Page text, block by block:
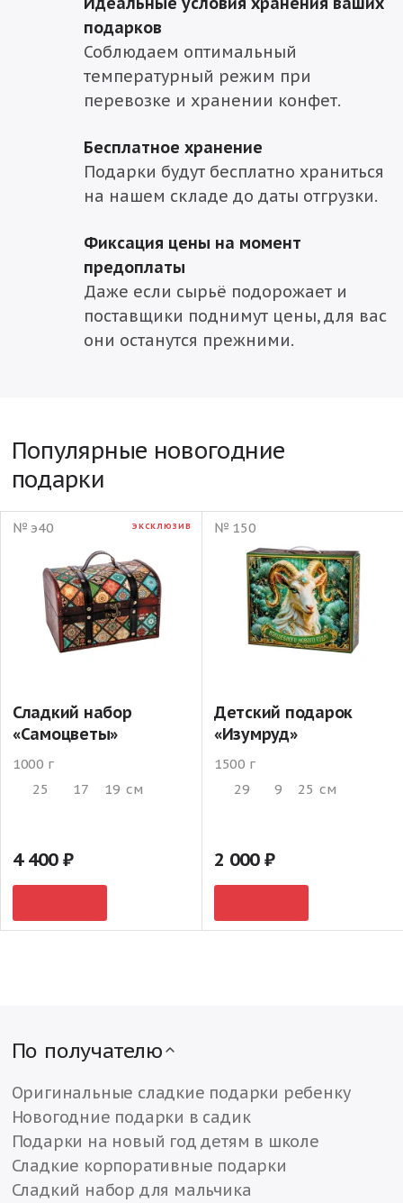
подарков
Соблюдаем оптимальный
температурный режим при
перевозке и хранении конфет.
Бесплатное хранение
Подарки будут бесплатно храниться
на нашем складе до даты отгрузки.
Фиксация цены на момент
предоплаты
Даже если сырьё подорожает и
поставщики поднимут цены, для вас
они останутся прежними.
Популярные новогодние
подарки
№ э40 ЭКСКЛЮЗИВ
Сладкий набор
«Самоцветы»
1000 г
25
17 19 см
4 400
№ 150
Детский подарок
«Изумруд»
1500 г
29
9 25 см
2 000
По получателю
Оригинальные сладкие подарки ребенку
Новогодние подарки в садик
Подарки на новый год детям в школе
Сладкие корпоративные подарки
Сладкий набор для мальчика